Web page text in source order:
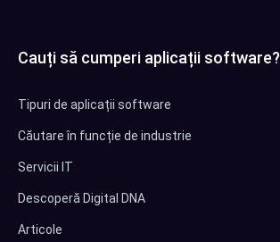
Cauți să cumperi aplicații software?
Tipuri de aplicații software
Căutare în funcție de industrie
Servicii IT
Descoperă Digital DNA
Articole